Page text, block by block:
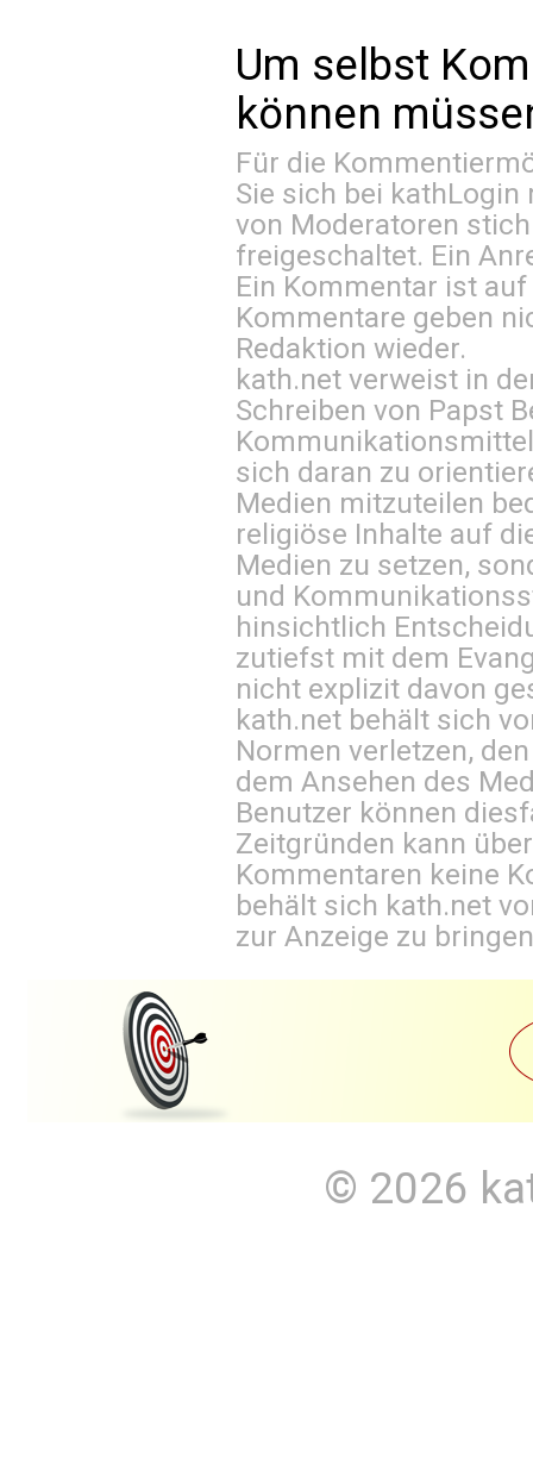
Um selbst
können
Für die
Sie sich bei kathLogin
von Moderatoren
freigeschaltet. Ein
Ein Kommentar ist
Kommentare geben
Redaktion wieder.
kath.net verweist in
Schreiben von Papst
sich daran zu
Medien mitzuteilen
religiöse Inhalte auf
Medien zu setzen,
und
hinsichtlich
zutiefst mit dem
nicht explizit davon
kath.net behält sich
Normen verletzen,
dem Ansehen des
Benutzer können
Zeitgründen kann
Kommentaren keine
behält sich kath.net
zur Anzeige zu
© 2026